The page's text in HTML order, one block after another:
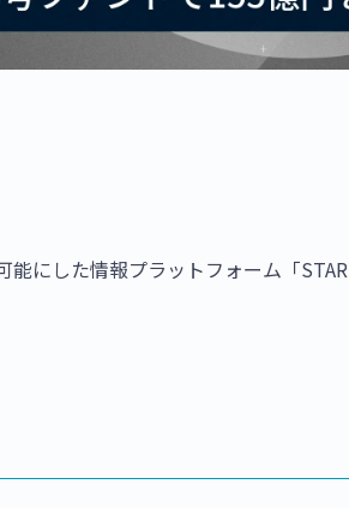
にした情報プラットフォーム「